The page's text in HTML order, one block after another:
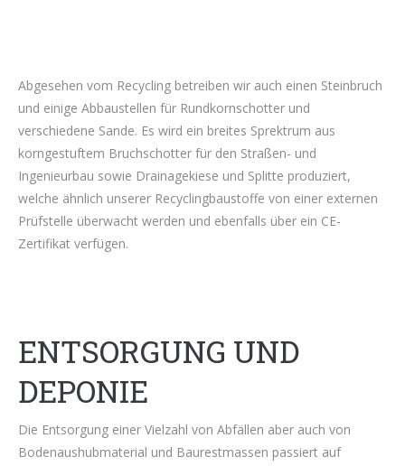
Abgesehen vom Recycling betreiben wir auch einen Steinbruch
und einige Abbaustellen für Rundkornschotter und
verschiedene Sande. Es wird ein breites Sprektrum aus
korngestuftem Bruchschotter für den Straßen- und
Ingenieurbau sowie Drainagekiese und Splitte produziert,
welche ähnlich unserer Recyclingbaustoffe von einer externen
Prüfstelle überwacht werden und ebenfalls über ein CE-
Zertifikat verfügen.
ENTSORGUNG UND
DEPONIE
Die Entsorgung einer Vielzahl von Abfällen aber auch von
Bodenaushubmaterial und Baurestmassen passiert auf